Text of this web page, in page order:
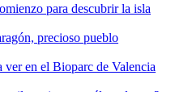
para descubrir la isla
precioso pueblo
ver en el Bioparc de Valencia